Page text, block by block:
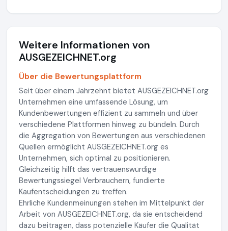
Weitere Informationen von
AUSGEZEICHNET.org
Über die Bewertungsplattform
Seit über einem Jahrzehnt bietet AUSGEZEICHNET.org
Unternehmen eine umfassende Lösung, um
Kundenbewertungen effizient zu sammeln und über
verschiedene Plattformen hinweg zu bündeln. Durch
die Aggregation von Bewertungen aus verschiedenen
Quellen ermöglicht AUSGEZEICHNET.org es
Unternehmen, sich optimal zu positionieren.
Gleichzeitig hilft das vertrauenswürdige
Bewertungssiegel Verbrauchern, fundierte
Kaufentscheidungen zu treffen.
Ehrliche Kundenmeinungen stehen im Mittelpunkt der
Arbeit von AUSGEZEICHNET.org, da sie entscheidend
dazu beitragen, dass potenzielle Käufer die Qualität